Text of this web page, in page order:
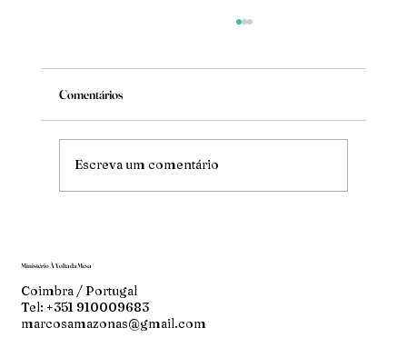
Mude
Comentários
Escreva um comentário
Ministério À Volta da Mesa
Coimbra / Portugal
Tel: +351 910009683
marcosamazonas@gmail.com